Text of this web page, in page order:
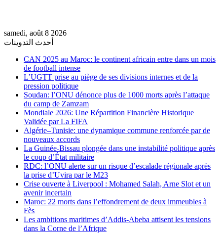
samedi, août 8 2026
أحدث التدوينات
CAN 2025 au Maroc: le continent africain entre dans un mois
de football intense
L’UGTT prise au piège de ses divisions internes et de la
pression politique
Soudan: l’ONU dénonce plus de 1000 morts après l’attaque
du camp de Zamzam
Mondiale 2026: Une Répartition Financière Historique
Validée par La FIFA
Algérie–Tunisie: une dynamique commune renforcée par de
nouveaux accords
La Guinée-Bissau plongée dans une instabilité politique après
le coup d’État militaire
RDC: l’ONU alerte sur un risque d’escalade régionale après
la prise d’Uvira par le M23
Crise ouverte à Liverpool : Mohamed Salah, Arne Slot et un
avenir incertain
Maroc: 22 morts dans l’effondrement de deux immeubles à
Fès
Les ambitions maritimes d’Addis-Abeba attisent les tensions
dans la Corne de l’Afrique